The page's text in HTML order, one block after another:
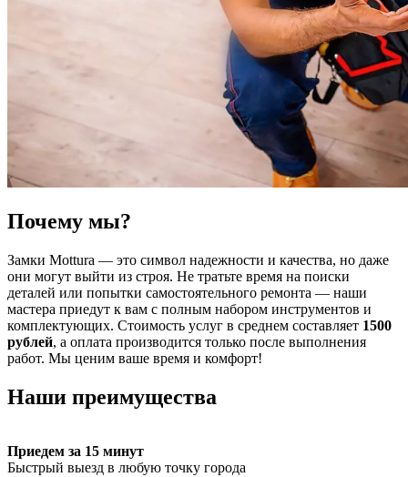
Почему мы?
Замки Mottura — это символ надежности и качества, но даже
они могут выйти из строя. Не тратьте время на поиски
деталей или попытки самостоятельного ремонта — наши
мастера приедут к вам с полным набором инструментов и
комплектующих. Стоимость услуг в среднем составляет 1500
рублей, а оплата производится только после выполнения
работ. Мы ценим ваше время и комфорт!
Наши преимущества
Приедем за 15 минут
Быстрый выезд в любую точку города